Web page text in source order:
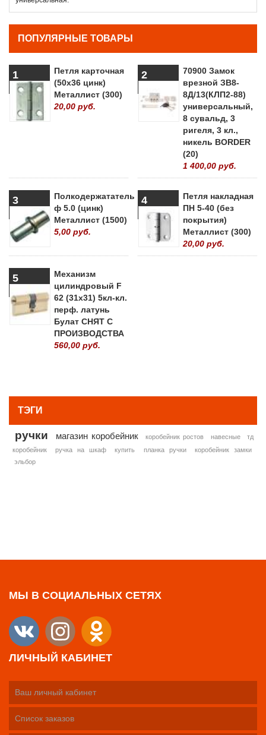
ПОПУЛЯРНЫЕ ТОВАРЫ
1
Петля карточная
(50х36 цинк)
Металлист (300)
20,00 руб.
2
70900 Замок
врезной ЗВ8-
8Д/13(КЛП2-88)
универсальный,
8 сувальд, 3
ригеля, 3 кл.,
никель BORDER
(20)
1 400,00 руб.
3
Полкодержататель
ф 5.0 (цинк)
Металлист (1500)
5,00 руб.
4
Петля накладная
ПН 5-40 (без
покрытия)
Металлист (300)
20,00 руб.
5
Механизм
цилиндровый F
62 (31х31) 5кл-кл.
перф. латунь
Булат СНЯТ С
ПРОИЗВОДСТВА
560,00 руб.
ТЭГИ
ручки магазин коробейник коробейник ростов навесные
тд
коробейник
ручка на шкаф купить планка ручки
коробейник замки
эльбор
МЫ В СОЦИАЛЬНЫХ СЕТЯХ
ЛИЧНЫЙ КАБИНЕТ
Ваш личный кабинет
Список заказов